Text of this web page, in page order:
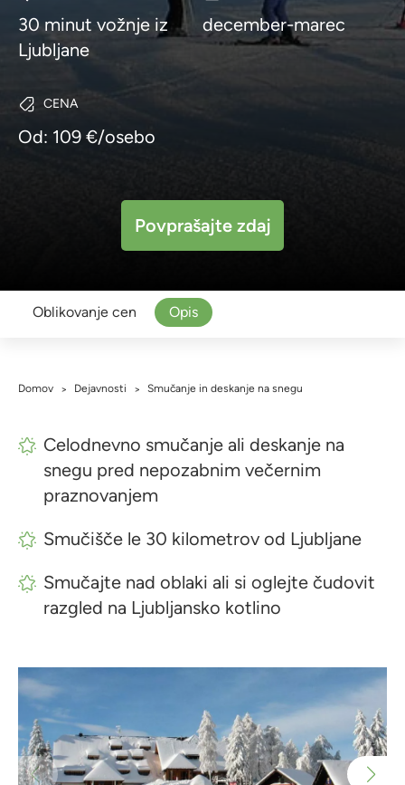
30 minut vožnje iz
Ljubljane
december-marec
CENA
Od: 109 €/osebo
Povprašajte zdaj
Oblikovanje cen Opis
Domov > Dejavnosti > Smučanje in deskanje na snegu
Celodnevno smučanje ali deskanje na
snegu pred nepozabnim večernim
praznovanjem
Smučišče le 30 kilometrov od Ljubljane
Smučajte nad oblaki ali si oglejte čudovit
razgled na Ljubljansko kotlino